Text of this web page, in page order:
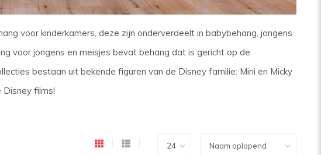
voor kinderkamers, deze zijn onderverdeelt in babybehang, jongens
voor jongens en meisjes bevat behang dat is gericht op de
bestaan uit bekende figuren van de Disney familie: Mini en Micky
Disney films!